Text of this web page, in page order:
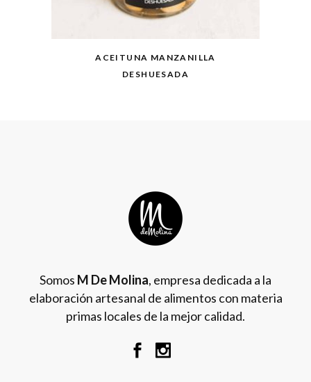
ACEITUNA MANZANILLA
DESHUESADA
Somos M De Molina, empresa dedicada a la
elaboración artesanal de alimentos con materia
primas locales de la mejor calidad.